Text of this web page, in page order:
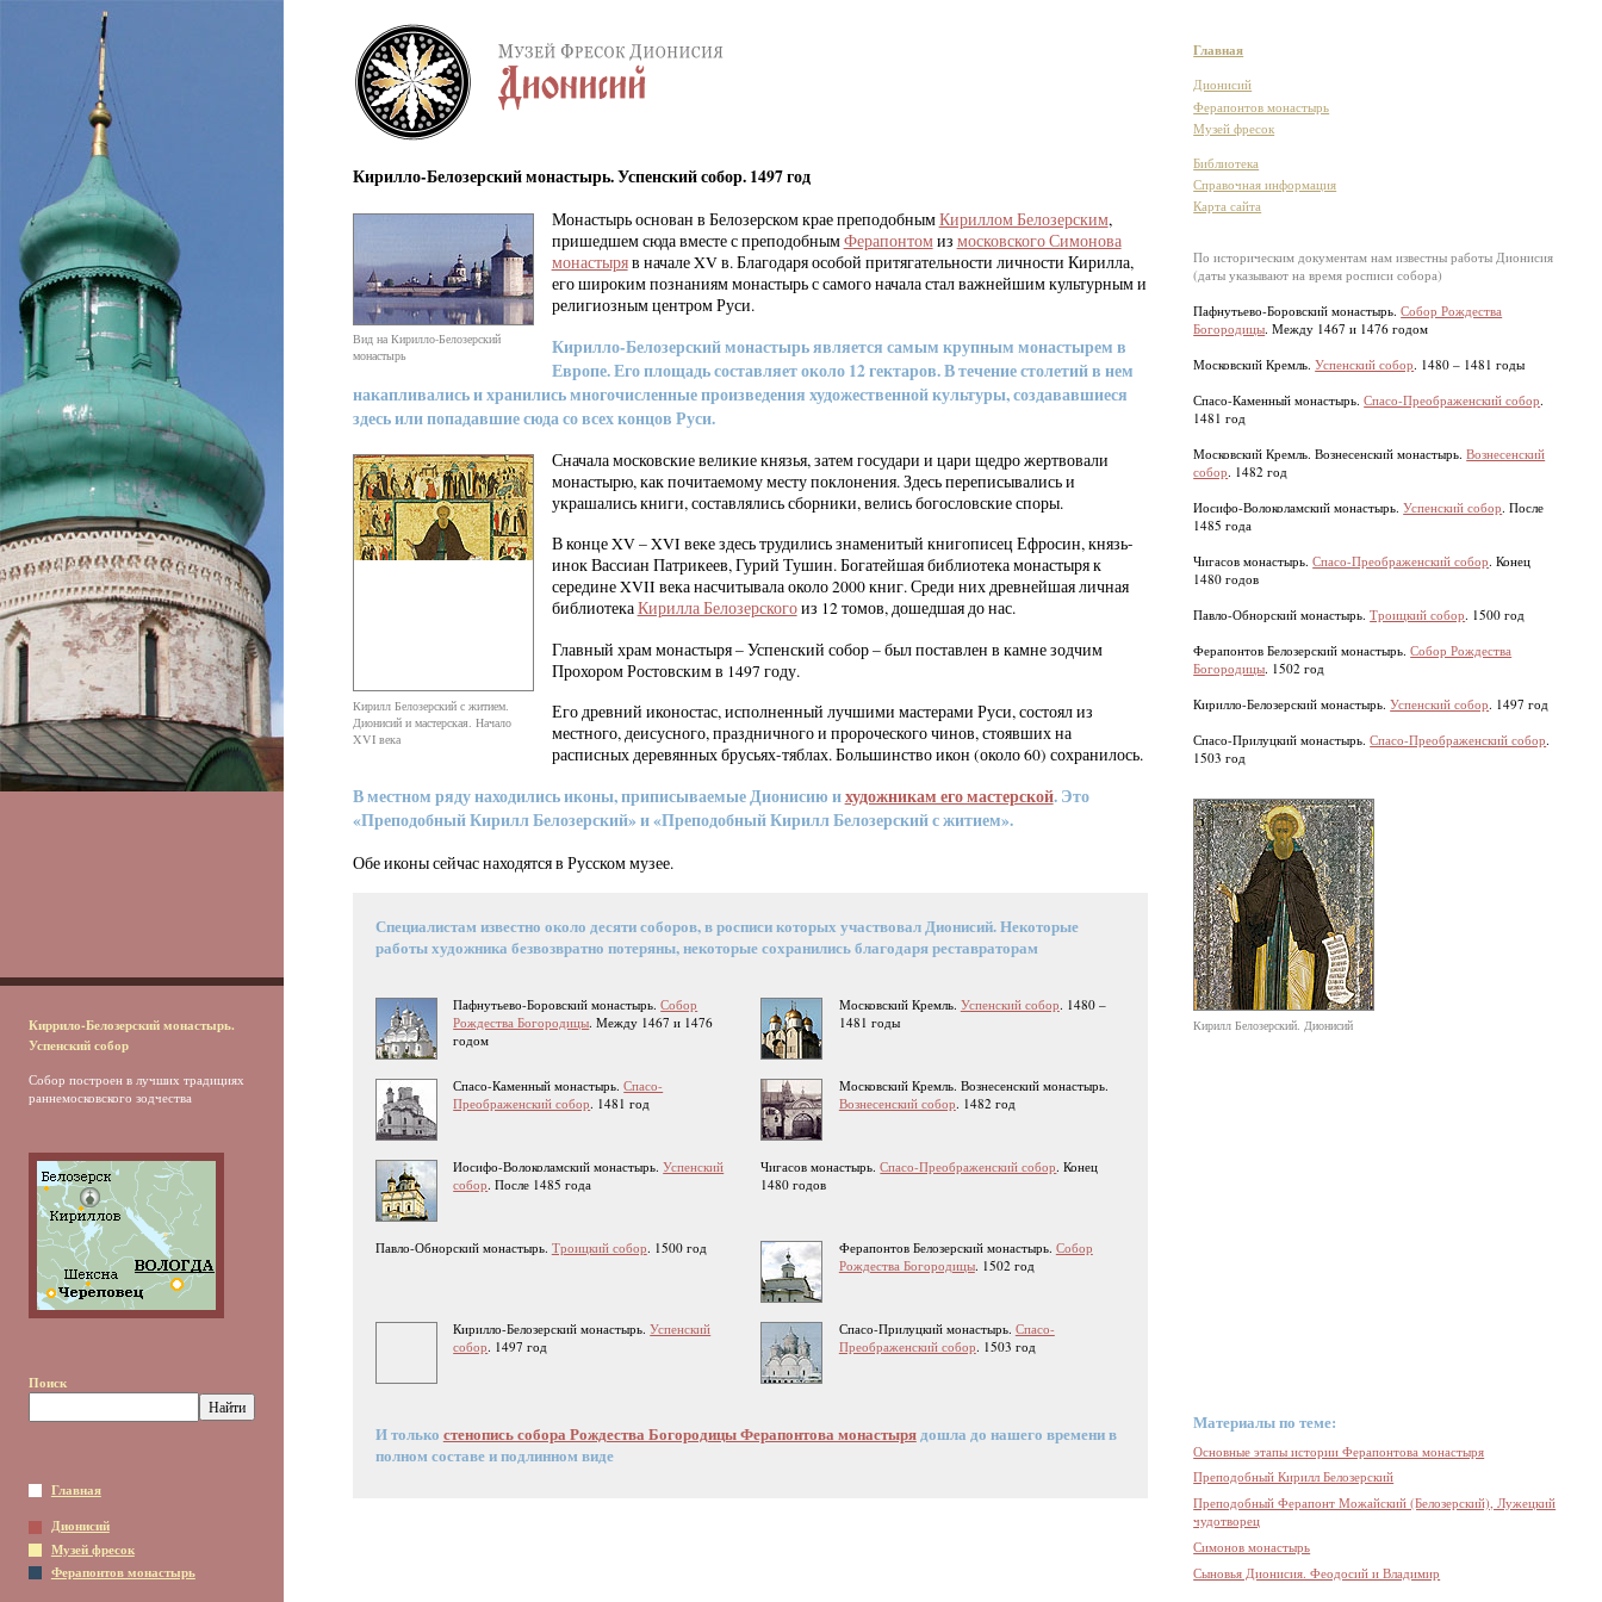
Киррило-Белозерский монастырь.
Успенский собор
Собор построен в лучших традициях
раннемосковского зодчества
Поиск
Главная
Дионисий
Музей фресок
Ферапонтов монастырь
Кирилло-Белозерский монастырь. Успенский собор. 1497 год
Вид на Кирилло-Белозерский
монастырь
Монастырь основан в Белозерском крае преподобнымКириллом Белозерским,
пришедшем сюда вместе с преподобнымФерапонтомиз московского Симонова
монастыряв начале XV в. Благодаря особой притягательности личности Кирилла,
его широким познаниям монастырь с самого начала стал важнейшим культурным и
религиозным центром Руси.
Кирилло-Белозерский монастырь является самым крупным монастырем в
Европе. Его площадь составляет около 12 гектаров. В течение столетий в нем
накапливались и хранились многочисленные произведения художественной культуры, создававшиеся
здесь или попадавшие сюда со всех концов Руси.
Кирилл Белозерский с житием.
Дионисий и мастерская. Начало
XVI века
Сначала московские великие князья, затем государи и цари щедро жертвовали
монастырю, как почитаемому месту поклонения. Здесь переписывались и
украшались книги, составлялись сборники, велись богословские споры.
В конце XV – XVI веке здесь трудились знаменитый книгописец Ефросин, князь-
инок Вассиан Патрикеев, Гурий Тушин. Богатейшая библиотека монастыря к
середине XVII века насчитывала около 2000 книг. Среди них древнейшая личная
библиотекаКирилла Белозерскогоиз 12 томов, дошедшая до нас.
Главный храм монастыря – Успенский собор – был поставлен в камне зодчим
Прохором Ростовским в 1497 году.
Его древний иконостас, исполненный лучшими мастерами Руси, состоял из
местного, деисусного, праздничного и пророческого чинов, стоявших на
расписных деревянных брусьях-тяблах. Большинство икон (около 60) сохранилось.
В местном ряду находились иконы, приписываемые Дионисию ихудожникам его мастерской. Это
«Преподобный Кирилл Белозерский» и «Преподобный Кирилл Белозерский с житием».
Обе иконы сейчас находятся в Русском музее.
Специалистам известно около десяти соборов, в росписи которых участвовал Дионисий. Некоторые
работы художника безвозвратно потеряны, некоторые сохранились благодаря реставраторам
Пафнутьево-Боровский монастырь.Собор
Рождества Богородицы. Между 1467 и 1476
годом
Московский Кремль. Успенский собор. 1480 –
1481 годы
Спасо-Каменный монастырь.Спасо-
Преображенский собор. 1481 год
Московский Кремль. Вознесенский монастырь.
Вознесенский собор. 1482 год
Иосифо-Волоколамский монастырь.Успенский
собор. После 1485 года
Чигасов монастырь.Спасо-Преображенский собор. Конец
1480 годов
Павло-Обнорский монастырь. Троицкий собор. 1500 год Ферапонтов Белозерский монастырь. Собор
Рождества Богородицы. 1502 год
Кирилло-Белозерский монастырь.Успенский
собор. 1497 год
Спасо-Прилуцкий монастырь. Спасо-
Преображенский собор. 1503 год
И только стенопись собора Рождества Богородицы Ферапонтова монастырядошла до нашего времени в
полном составе и подлинном виде
Главная
Дионисий
Ферапонтов монастырь
Музей фресок
Библиотека
Справочная информация
Карта сайта
По историческим документам нам известны работы Дионисия
(даты указывают на время росписи собора)
Пафнутьево-Боровский монастырь.Собор Рождества
Богородицы. Между 1467 и 1476 годом
Московский Кремль.Успенский собор. 1480 – 1481 годы
Спасо-Каменный монастырь.Спасо-Преображенский собор.
1481 год
Московский Кремль. Вознесенский монастырь.Вознесенский
собор. 1482 год
Иосифо-Волоколамский монастырь.Успенский собор. После
1485 года
Чигасов монастырь.Спасо-Преображенский собор. Конец
1480 годов
Павло-Обнорский монастырь.Троицкий собор. 1500 год
Ферапонтов Белозерский монастырь.Собор Рождества
Богородицы. 1502 год
Кирилло-Белозерский монастырь.Успенский собор. 1497 год
Спасо-Прилуцкий монастырь.Спасо-Преображенский собор.
1503 год
Кирилл Белозерский. Дионисий
Материалы по теме:
Основные этапы истории Ферапонтова монастыря
Преподобный Кирилл Белозерский
Преподобный Ферапонт Можайский (Белозерский), Лужецкий
чудотворец
Симонов монастырь
Сыновья Дионисия. Феодосий и Владимир